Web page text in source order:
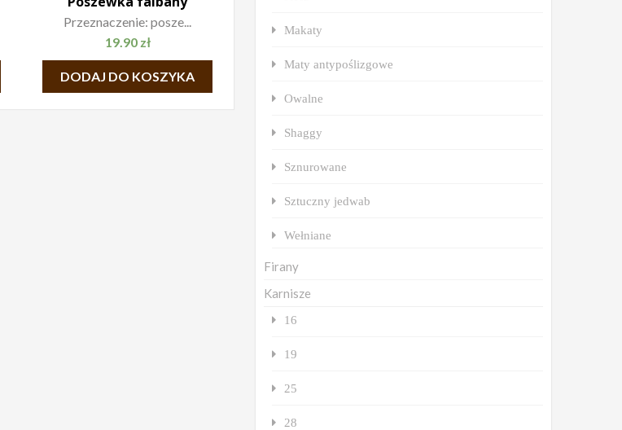
Przeznaczenie: posze...
19.90 zł
DODAJ DO KOSZYKA
Makaty
Maty antypoślizgowe
Owalne
Shaggy
Sznurowane
Sztuczny jedwab
Wełniane
Firany
Karnisze
16
19
25
28